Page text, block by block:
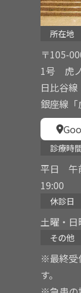
所在地
〒105-
1号 虎
日比谷
銀座線
診療時
平日 午
19:00
休診日
土曜・日
その他
※最終受
す。